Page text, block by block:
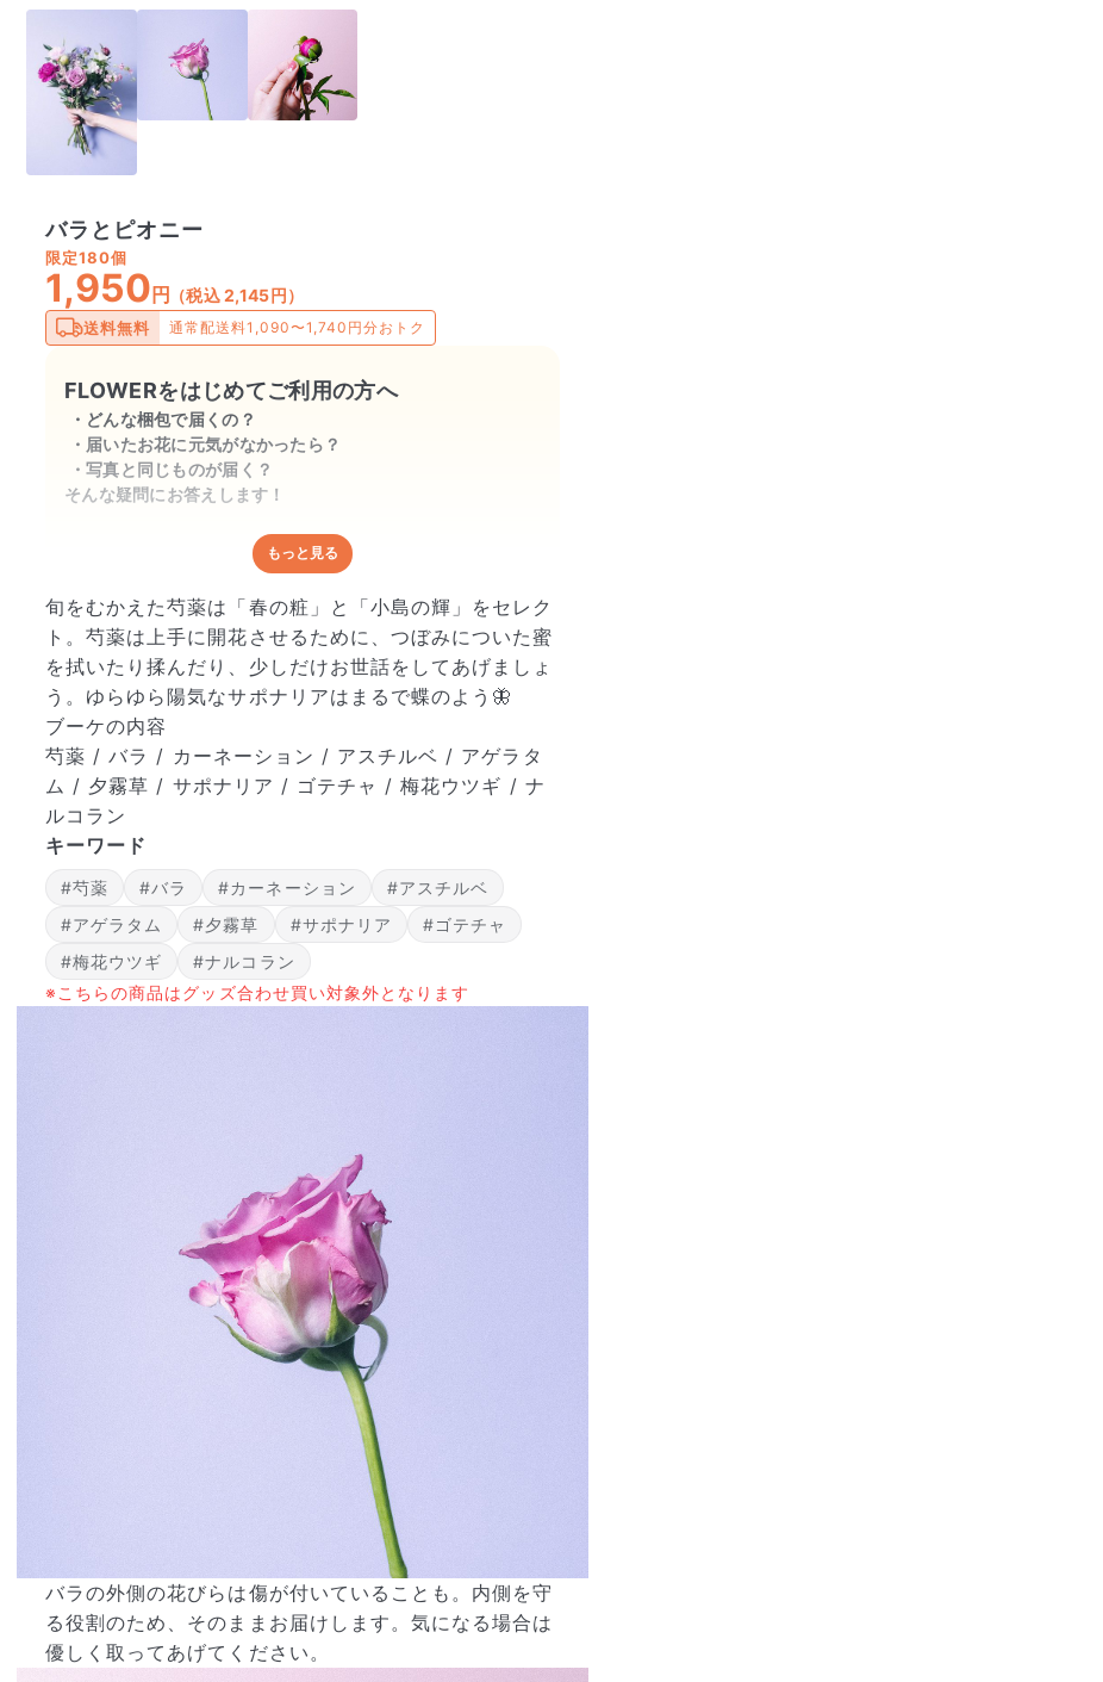
バラとピオニー
限定180個
1,950円 （税込 2,145円）
送料無料 通常配送料1,090〜1,740円分おトク
FLOWERをはじめてご利用の方へ
どんな梱包で届くの？
届いたお花に元気がなかったら？
写真と同じものが届く？
そんな疑問にお答えします！
どんな梱包で届くの？
出荷前に水揚げ（花が水を吸いやすくなる処理）を施し、専用
ボックスに丁寧に梱包してお届けしています。きゅっとまとめ
られて一見窮屈そうに見えますが、輸送中の衝撃による折れや
擦れを軽減する効果があります。
届いたお花に元気がなかったら？
もし届いたお花に「枯れている」「折れている」などの不備が
あった場合は、些細なことでもお気軽にサポートまでご連絡く
ださい。ご返金にて補償いたします。
もっと見る
旬をむかえた芍薬は「春の粧」と「小島の輝」をセレク
ト。芍薬は上手に開花させるために、つぼみについた蜜
を拭いたり揉んだり、少しだけお世話をしてあげましょ
う。ゆらゆら陽気なサポナリアはまるで蝶のよう🦋
ブーケの内容
芍薬 / バラ / カーネーション / アスチルベ / アゲラタ
ム / 夕霧草 / サポナリア / ゴテチャ / 梅花ウツギ / ナ
ルコラン
キーワード
#芍薬 #バラ #カーネーション
#アスチルベ
#アゲラタム
#夕霧草 #サポナリア
#ゴテチャ
#梅花ウツギ
#ナルコラン
※こちらの商品はグッズ合わせ買い対象外となります
バラの外側の花びらは傷が付いていることも。内側を守
る役割のため、そのままお届けします。気になる場合は
優しく取ってあげてください。